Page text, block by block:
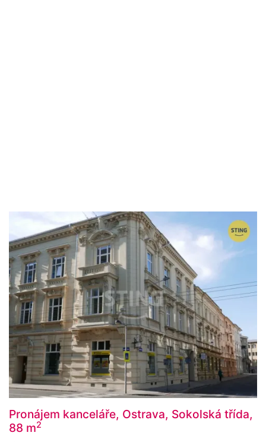
Pronájem kanceláře, Ostrava, Sokolská třída,
88 m2